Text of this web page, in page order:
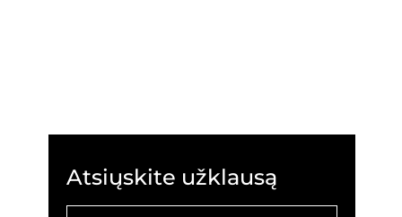
Atsiųskite užklausą